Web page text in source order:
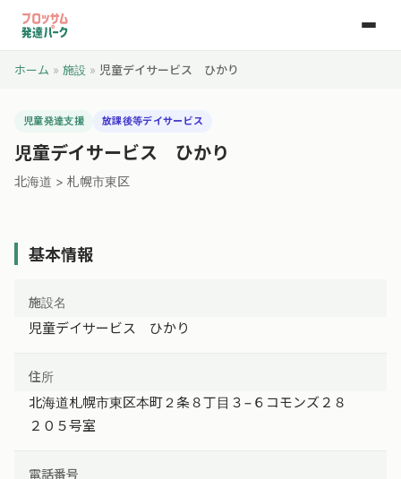
ホーム » 施設 » 児童デイサービス ひかり
児童発達支援 放課後等デイサービス
児童デイサービス ひかり
北海道 > 札幌市東区
基本情報
施設名
児童デイサービス ひかり
住所
北海道札幌市東区本町２条８丁目３−６コモンズ２８
２０５号室
電話番号